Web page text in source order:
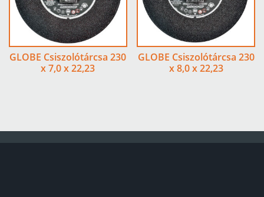
GLOBE Csiszolótárcsa 230
x 7,0 x 22,23
GLOBE Csiszolótárcsa 230
x 8,0 x 22,23